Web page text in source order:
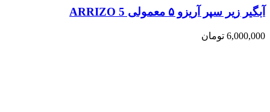
آبگیر زیر سپر آریزو ۵ معمولی ARRIZO 5
6,000,000 تومان